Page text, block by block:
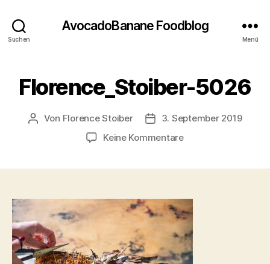
Suchen
AvocadoBanane Foodblog
Menü
Florence_Stoiber-5026
Beitragsautor
Von Florence Stoiber Veröffentlichungsdatum
3. September 2019
Keine Kommentarezu